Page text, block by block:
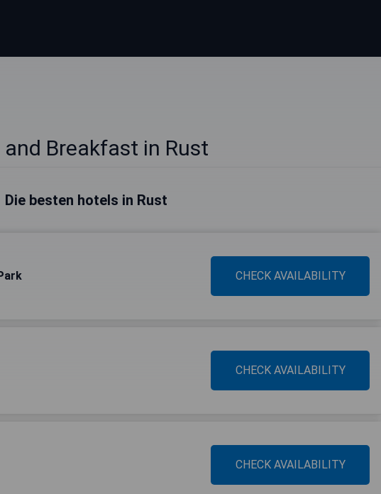
and Breakfast in Rust
Die besten hotels in Rust
CHECK AVAILABILITY
CHECK AVAILABILITY
CHECK AVAILABILITY